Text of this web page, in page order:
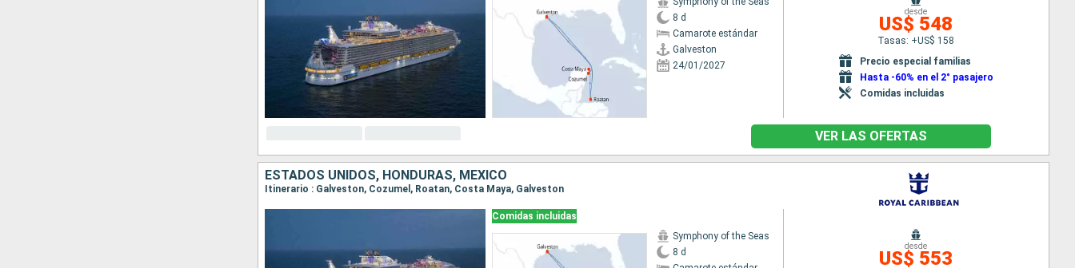
8 d
Camarote estándar
Galveston
24/01/2027
desde
US$ 548
Tasas: +US$ 158
Precio especial familias
Hasta -60% en el 2° pasajero
Comidas incluidas
VER LAS OFERTAS
ESTADOS UNIDOS, HONDURAS, MÉXICO
Itinerario : Galveston, Cozumel, Roatan, Costa Maya, Galveston
Comidas incluidas
Symphony of the Seas
8 d
desde
US$ 553